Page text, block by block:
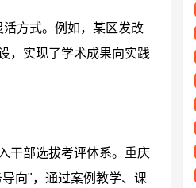
方式。例如，某区发改
，实现了学术成果向实践
干部选拔考评体系。重庆
向"，通过案例教学、课